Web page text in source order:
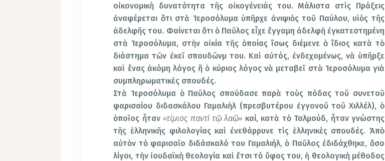
οἰκονομικὴ δυνατότητα τῆς οἰκογένειάς του. Μάλιστα στὶς Πράξεις
ἀναφέρεται ὅτι στὰ Ἱεροσόλυμα ὑπῆρχε ἀνιψιὸς τοῦ Παύλου, υἱὸς τῆς
ἀδελφῆς του. Φαίνεται ὅτι ὁ Παῦλος εἶχε ἔγγαμη ἀδελφὴ ἐγκατεστημένη
στὰ Ἱεροσόλυμα, στὴν οἰκία τῆς ὁποίας ἴσως διέμενε ὁ ἴδιος κατὰ τὸ
διάστημα τῶν ἐκεῖ σπουδῶνμ του. Καὶ αὐτός, ἐνδεχομένως, νὰ ὑπῆρξε
καὶ ἕνας ἀκόμη λόγος ἢ ὁ κύριος λόγος νὰ μεταβεῖ στὰ Ἱεροσόλυμα γιὰ
συμπληρωματικὲς σπουδές.
Στὰ Ἱεροσόλυμα ὁ Παῦλος σπούδασε παρὰ τοὺς πόδας τοῦ συνετοῦ
φαρισαίου διδασκάλου Γαμαλιὴλ (πρεσβυτέρου ἐγγονοῦ τοῦ Χιλλέλ), ὁ
ὁποῖος ἦταν«τίμιος παντὶ τῷ λαῷ» καί, κατὰ τὸ Ταλμούδ, ἦταν γνώστης
τῆς ἑλληνικῆς φιλολογίας καὶ ἐνεθάρρυνε τὶς ἑλληνικὲς σπουδές. Ἀπὸ
αὐτὸν τὸ φαρισαῖο διδάσκαλό του Γαμαλιήλ, ὁ Παῦλος ἐδιδάχθηκε, ὅσο
λίγοι, τὴν ἰουδαϊκὴ θεολογία καὶ ἔτσι τὸ ὕφος του, ἡ θεολογικὴ μέθοδος